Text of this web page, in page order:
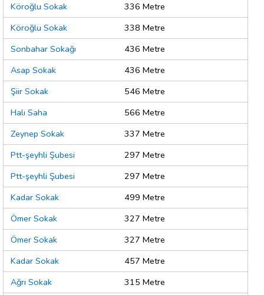
Köroğlu Sokak
336 Metre
Köroğlu Sokak
338 Metre
Sonbahar Sokağı
436 Metre
Asap Sokak
436 Metre
Şiir Sokak
546 Metre
Halı Saha
566 Metre
Zeynep Sokak
337 Metre
Ptt-şeyhli Şubesi
297 Metre
Ptt-şeyhli Şubesi
297 Metre
Kadar Sokak
499 Metre
Ömer Sokak
327 Metre
Ömer Sokak
327 Metre
Kadar Sokak
457 Metre
Ağrı Sokak
315 Metre